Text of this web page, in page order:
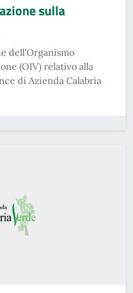
sulla
dell'Organismo
(OIV) relativo alla
di Azienda Calabria